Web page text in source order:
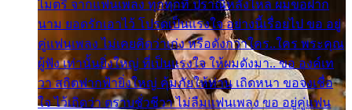
ไมตรี จากแฟนเพลง ทุกทุกที่ ปราณีหลั่งไหล ผมขอฝาก
นาม ยอดรักเอาไว้ โปรดเป็นแรงใจ อย่างนี้เรื่อยไป ขอ อยู่
คู่แฟนเพลง ไม่เคยคิดว่าเก่ง หรือดังกว่าใคร..ใคร พระคุณ
ผู้ฟัง เท่านั้นยิ่งใหญ่ ที่เป็นแรงใจ ให้ผมดังมา.. ขอ องค์เท
วา สถิตฟากฟ้ายิ่งใหญ่ คุ้มภัยให้ท่าน เถิดหนา ขอจงเชื่อ
ใจ ไว้เถิดว่า ตราบชั่วชีวา ไม่ลืมแฟนเพลง ขอ อยู่คู่แฟน